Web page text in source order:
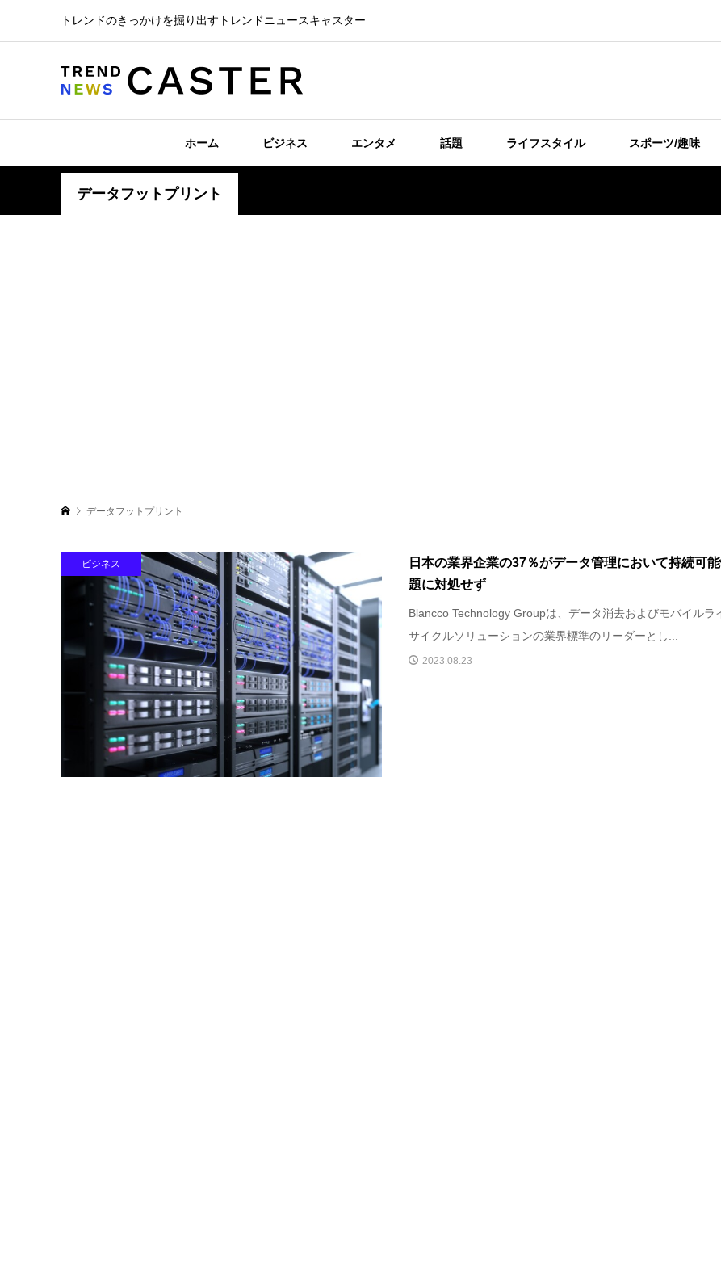
トレンドのきっかけを掘り出すトレンドニュースキャスター
ホーム ビジネス エンタメ 話題 ライフスタイル スポーツ/趣味
データフットプリント
データフットプリント
ビジネス
日本の業界企業の37％がデータ管理において持続可
題に対処せず
Blancco Technology Groupは、データ消去およびモバイルラ
サイクルソリューションの業界標準のリーダーとし...
2023.08.23